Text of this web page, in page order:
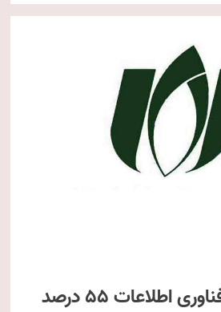
تعرفه خدمات فناوری اطلاعات 55 درصد